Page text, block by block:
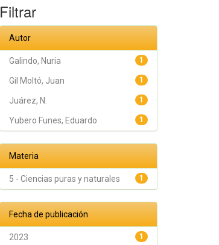
Filtrar
Autor
1
Galindo, Nuria
1
Gil Moltó, Juan
1
Juárez, N.
1
Yubero Funes, Eduardo
Materia
1
5 - Ciencias puras y naturales
Fecha de publicación
1
2023